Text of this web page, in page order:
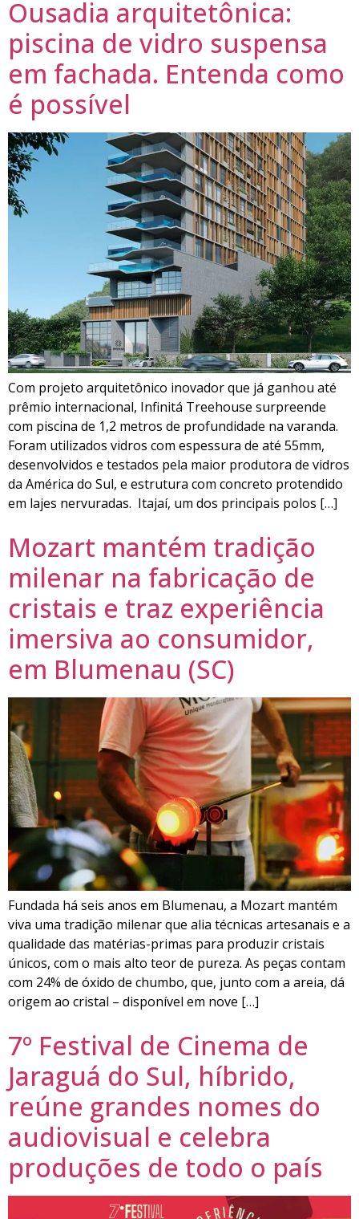
Ousadia arquitetônica:
piscina de vidro suspensa
em fachada. Entenda como
é possível
Com projeto arquitetônico inovador que já ganhou até
prêmio internacional, Infinitá Treehouse surpreende
com piscina de 1,2 metros de profundidade na varanda.
Foram utilizados vidros com espessura de até 55mm,
desenvolvidos e testados pela maior produtora de vidros
da América do Sul, e estrutura com concreto protendido
em lajes nervuradas. Itajaí, um dos principais polos […]
Mozart mantém tradição
milenar na fabricação de
cristais e traz experiência
imersiva ao consumidor,
em Blumenau (SC)
Fundada há seis anos em Blumenau, a Mozart mantém
viva uma tradição milenar que alia técnicas artesanais e a
qualidade das matérias-primas para produzir cristais
únicos, com o mais alto teor de pureza. As peças contam
com 24% de óxido de chumbo, que, junto com a areia, dá
origem ao cristal – disponível em nove […]
7º Festival de Cinema de
Jaraguá do Sul, híbrido,
reúne grandes nomes do
audiovisual e celebra
produções de todo o país